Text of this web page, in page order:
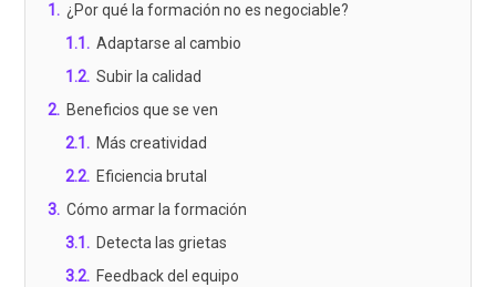
1 . ¿Por qué la formación no es negociable?
1.1 . Adaptarse al cambio
1.2. Subir la calidad
2. Beneficios que se ven
2.1 . Más creatividad
2.2. Eficiencia brutal
3. Cómo armar la formación
3.1 . Detecta las grietas
3.2. Feedback del equipo